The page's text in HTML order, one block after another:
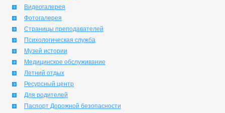
Видеогалерея
Фотогалерея
Страницы преподавателей
Психологическая служба
Музей истории
Медицинское обслуживание
Летний отдых
Ресурсный центр
Для родителей
Паспорт Дорожной безопасности